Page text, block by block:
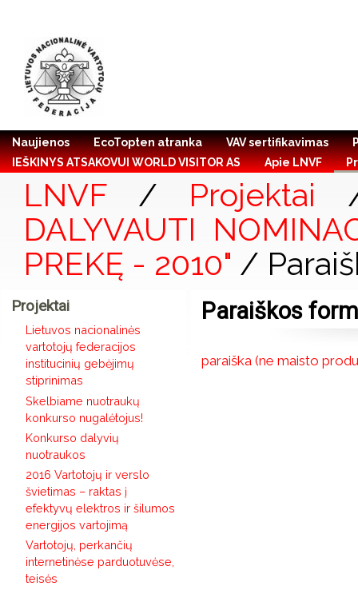
Naujienos EcoTopten atranka VAV sertifikavimas
IEŠKINYS ATSAKOVUI WORLD VISITOR AS
Apie LNVF
LNVF/ Projektai
DALYVAUTI
PREKĘ - 2010" /
Projektai
Lietuvos nacionalinės
vartotojų federacijos
institucinių gebėjimų
stiprinimas
Skelbiame nuotraukų
konkurso nugalėtojus!
Konkurso dalyvių
nuotraukos
2016 Vartotojų ir verslo
švietimas – raktas į
efektyvų elektros ir šilumos
energijos vartojimą
Vartotojų, perkančių
internetinėse parduotuvėse,
teisės
Paraiškos
paraiška (ne maisto